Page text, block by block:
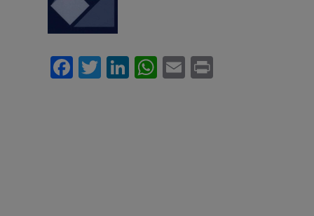
Facebook
Twitter
LinkedIn
WhatsApp
Email